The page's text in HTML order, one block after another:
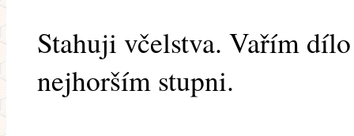
Stahuji včelstva. Vařím
nejhorším stupni.